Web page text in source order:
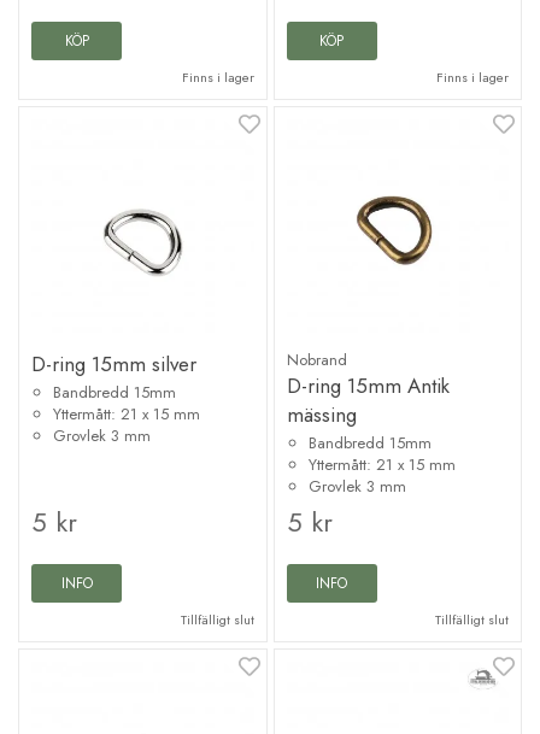
KÖP
Finns i lager
KÖP
Finns i lager
D-ring 15mm silver
Bandbredd 15mm
Yttermått: 21 x 15 mm
Grovlek 3 mm
5 kr
INFO
Tillfälligt slut
Nobrand
D-ring 15mm Antik
mässing
Bandbredd 15mm
Yttermått: 21 x 15 mm
Grovlek 3 mm
5 kr
INFO
Tillfälligt slut